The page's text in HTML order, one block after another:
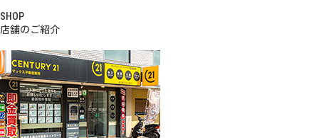
SHOP
店舗のご紹介